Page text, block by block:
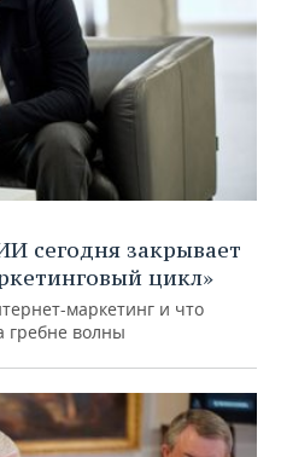
сегодня закрывает
цикл»
маркетинг и что
гребне волны